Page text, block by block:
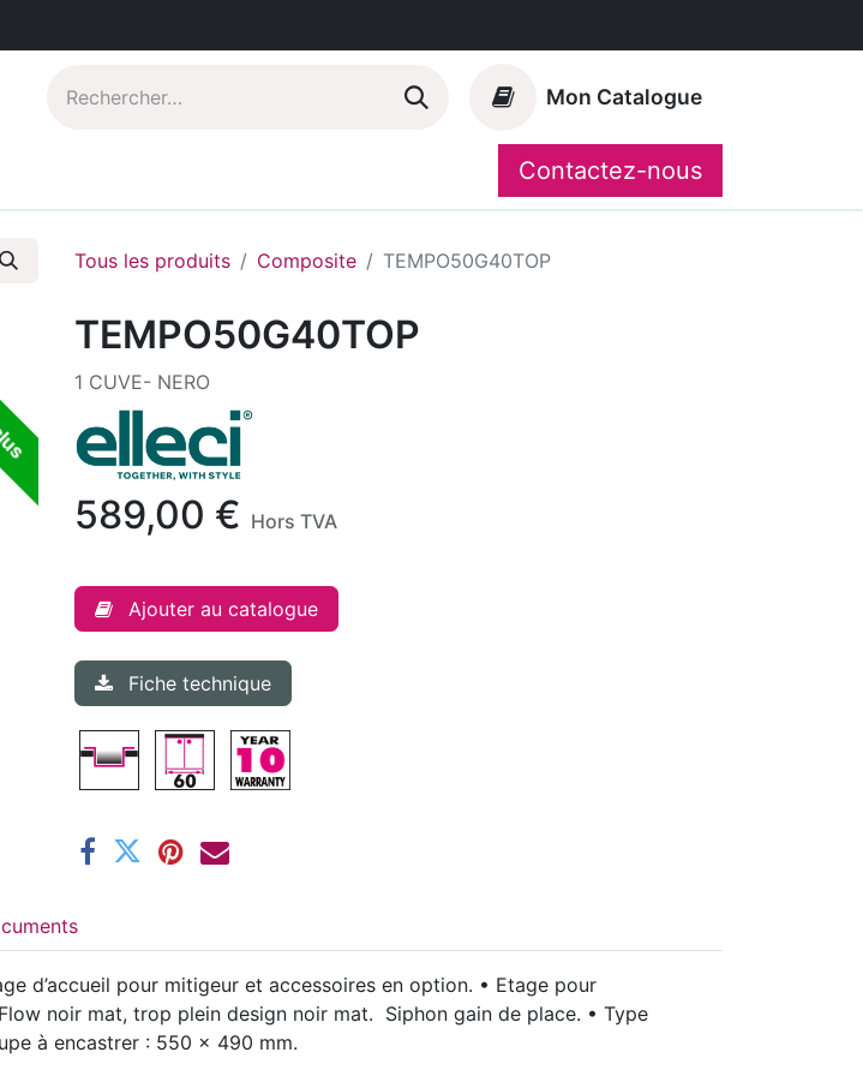
Mon Catalogue
CompoShop
Contactez-nous
Tous les produits Composite TEMPO50G40TOP
TEMPO50G40TOP
1 CUVE- NERO
589,00 € Hors TVA
Ajouter au catalogue
Fiche technique
d’accueil pour mitigeur et accessoires en option. • Etage pour
noir mat, trop plein design noir mat. Siphon gain de place. • Type
à encastrer : 550 x 490 mm.